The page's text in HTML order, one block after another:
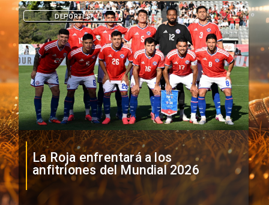
La Roja enfrentará a los
anfitriones del Mundial 2026
DEPORTES